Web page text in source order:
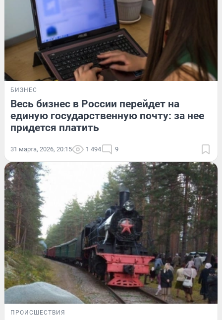
БИЗНЕС
Весь бизнес в России перейдет на
единую государственную почту: за нее
придется платить
31 марта, 2026, 20:15 1 494 9
ПРОИСШЕСТВИЯ